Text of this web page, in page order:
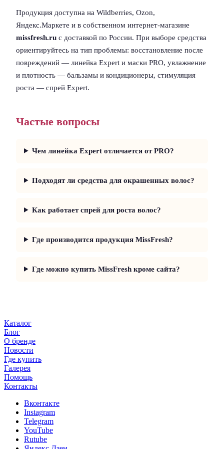
Продукция доступна на Wildberries, Ozon,
Яндекс.Маркете и в собственном интернет-магазине
missfresh.ru с доставкой по России. При выборе средства
ориентируйтесь на тип проблемы: восстановление после
повреждений — линейка Expert и маски PRO, увлажнение
и плотность — бальзамы и кондиционеры, стимуляция
роста — спрей Expert.
Частые вопросы
Чем линейка Expert отличается от PRO?
Подходят ли средства для окрашенных волос?
Как работает спрей для роста волос?
Где производится продукция MissFresh?
Где можно купить MissFresh кроме сайта?
Каталог
Блог
О бренде
Новости
Где купить
Галерея
Помощь
Контакты
Вконтакте
Instagram
Telegram
YouTube
Rutube